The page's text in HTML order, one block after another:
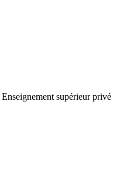
Enseignement supérieur privé